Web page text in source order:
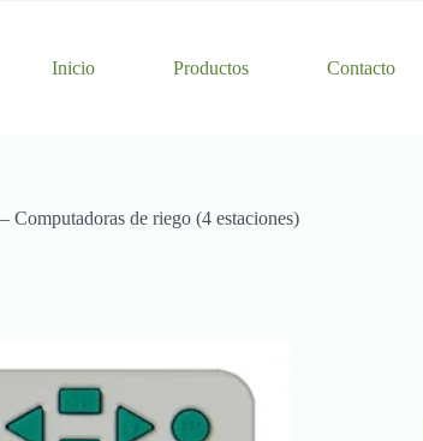
Inicio Productos Contacto
Computadoras de riego (4 estaciones)